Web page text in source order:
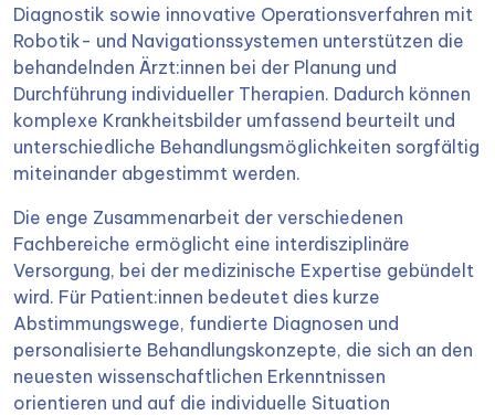
Diagnostik sowie innovative Operationsverfahren mit
Robotik- und Navigationssystemen unterstützen die
behandelnden Ärzt:innen bei der Planung und
Durchführung individueller Therapien. Dadurch können
komplexe Krankheitsbilder umfassend beurteilt und
unterschiedliche Behandlungsmöglichkeiten sorgfältig
miteinander abgestimmt werden.
Die enge Zusammenarbeit der verschiedenen
Fachbereiche ermöglicht eine interdisziplinäre
Versorgung, bei der medizinische Expertise gebündelt
wird. Für Patient:innen bedeutet dies kurze
Abstimmungswege, fundierte Diagnosen und
personalisierte Behandlungskonzepte, die sich an den
neuesten wissenschaftlichen Erkenntnissen
orientieren und auf die individuelle Situation